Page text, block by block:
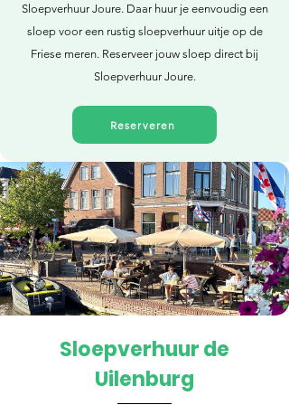
Sloepverhuur Joure. Daar huur je eenvoudig een
sloep voor een rustig sloepverhuur uitje op de
Friese meren. Reserveer jouw sloep direct bij
Sloepverhuur Joure.
Reserveren
Direct reserveren
Sloepverhuur de
Uilenburg